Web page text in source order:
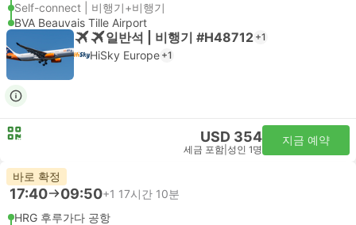
Self-connect | 비행기+비행기
BVA Beauvais Tille Airport
일반석 | 비행기 #H48712 +1
HiSky Europe +1
USD 354
세금 포함 성인 1명
지금 예약
바로 확정
17:40 09:50+1 17시간 10분
HRG 후루가다 공항